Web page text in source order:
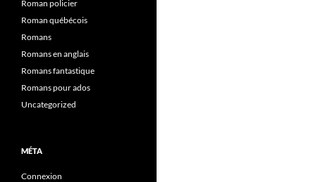
Roman policier
Roman québécois
Romans
Romans en anglais
Romans fantastique
Romans pour ados
Uncategorized
MÉTA
Connexion